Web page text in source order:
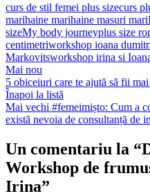
curs de stil femei plus sizecurs
marihaine marihaine masuri mari
sizeMy body journeyplus size
centimetriworkshop ioana
Markovitsworkshop irina si
Mai nou
5 obiceiuri care te ajută să fii
Înapoi la listă
Mai vechi #femeimișto: Cum a
există nevoia de consultanță de
Un comentariu la “
Workshop de
Irina”